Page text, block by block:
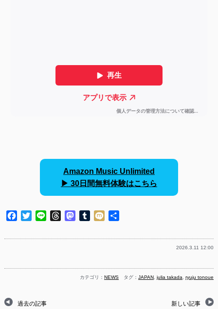
Amazon Music Unlimited
▶︎ 30日間無料体験はこちら
Facebook
TwitterLine ThreadsMastodon
Tumblr
Mixi
2026.3.11 12:00
カテゴリ：NEWS タグ：JAPAN ,julia takada ,ryuju tonoue
過去の記事 新しい記事